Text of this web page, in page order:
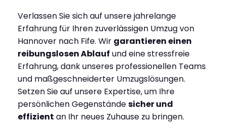
Verlassen Sie sich auf unsere jahrelange
Erfahrung für Ihren zuverlässigen Umzug von
Hannover nach Fife. Wir garantieren einen
reibungslosen Ablauf und eine stressfreie
Erfahrung, dank unseres professionellen Teams
und maßgeschneiderter Umzugslösungen.
Setzen Sie auf unsere Expertise, um Ihre
persönlichen Gegenständesicher und
effizient an Ihr neues Zuhause zu bringen.